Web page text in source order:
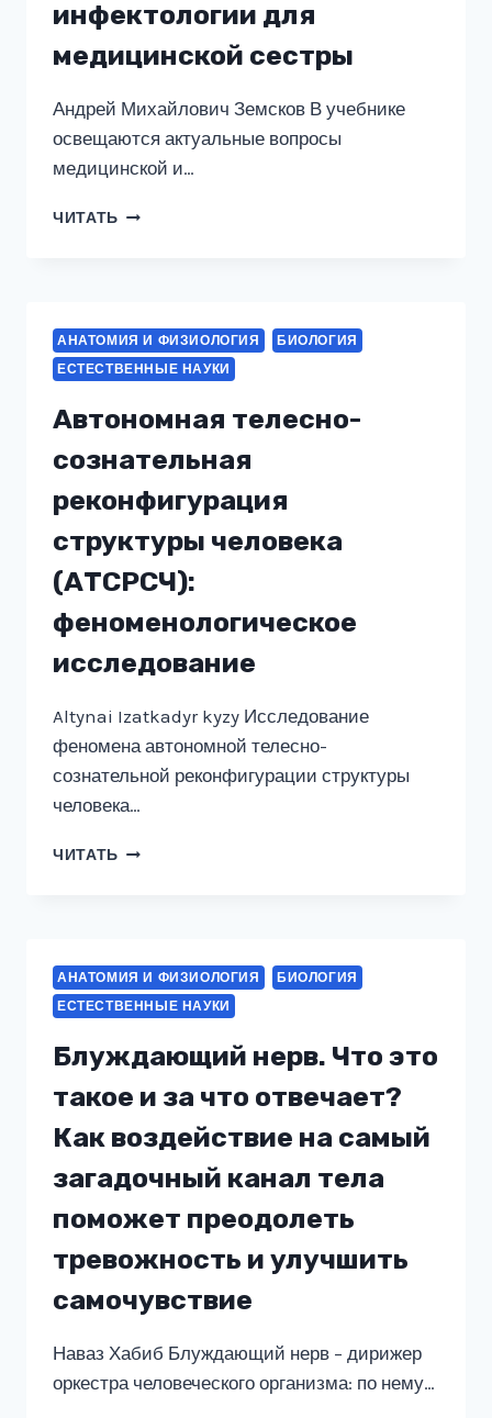
инфектологии для
медицинской сестры
Андрей Михайлович Земсков В учебнике
освещаются актуальные вопросы
медицинской и…
ЧИТАТЬ ОСНОВЫ
МЕДИЦИНСКОЙ
СЕСТРЫ
АНАТОМИЯ И ФИЗИОЛОГИЯ
БИОЛОГИЯ
ЕСТЕСТВЕННЫЕ НАУКИ
Автономная телесно-
сознательная
реконфигурация
структуры человека
(АТСРСЧ):
феноменологическое
исследование
Altynai Izatkadyr kyzy Исследование
феномена автономной телесно-
сознательной реконфигурации структуры
человека…
ЧИТАТЬ АВТОНОМНАЯ
ЧЕЛОВЕКА
(АТСРСЧ):
ФЕНОМЕНОЛОГИЧЕСКОЕ
АНАТОМИЯ И ФИЗИОЛОГИЯ
БИОЛОГИЯ
ЕСТЕСТВЕННЫЕ НАУКИ
Блуждающий нерв. Что это
такое и за что отвечает?
Как воздействие на самый
загадочный канал тела
поможет преодолеть
тревожность и улучшить
самочувствие
Наваз Хабиб Блуждающий нерв – дирижер
оркестра человеческого организма: по нему…